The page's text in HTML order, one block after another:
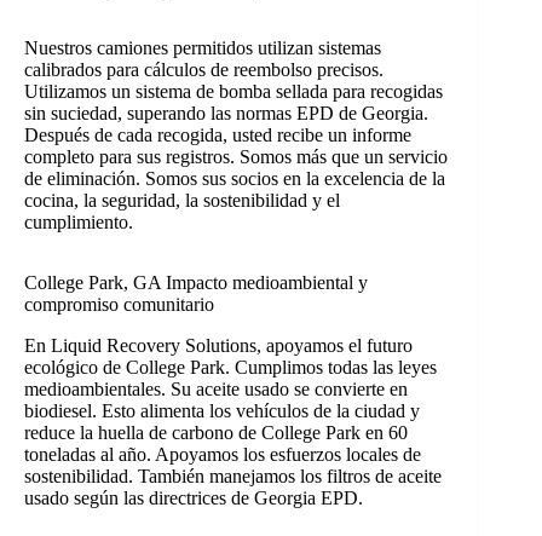
Nuestros camiones permitidos utilizan sistemas
calibrados para cálculos de reembolso precisos.
Utilizamos un sistema de bomba sellada para recogidas
sin suciedad, superando las normas EPD de Georgia.
Después de cada recogida, usted recibe un informe
completo para sus registros. Somos más que un servicio
de eliminación. Somos sus socios en la excelencia de la
cocina, la seguridad, la sostenibilidad y el
cumplimiento.
College Park, GA Impacto medioambiental y
compromiso comunitario
En Liquid Recovery Solutions, apoyamos el futuro
ecológico de College Park. Cumplimos todas las leyes
medioambientales. Su aceite usado se convierte en
biodiesel. Esto alimenta los vehículos de la ciudad y
reduce la huella de carbono de College Park en 60
toneladas al año. Apoyamos los esfuerzos locales de
sostenibilidad. También manejamos los filtros de aceite
usado según las directrices de Georgia EPD.